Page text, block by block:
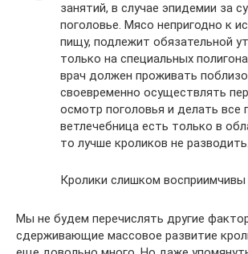
занятий, в случае эпидемии за
поголовье. Мясо непригодно к
пищу, подлежит обязательной
только на специальных
врач должен проживать
своевременно осуществлять
осмотр поголовья и делать все
ветлечебница есть только в
то лучше кроликов не разводить.
Кролики слишком
Мы не будем перечислять другие
сдерживающие массовое развитие